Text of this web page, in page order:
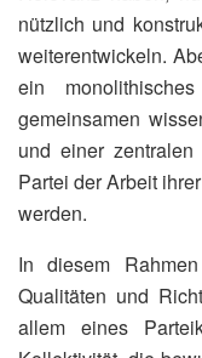
nützlich und
weiterentwickeln.
ein
gemeinsamen
und einer
Partei der Arbeit
werden.
In diesem
Qualitäten und
allem eines